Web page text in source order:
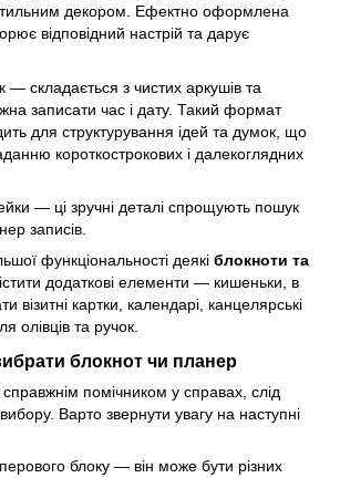
декором. Ефектно оформлена
відповідний настрій та дарує
— складається з чистих аркушів та
записати час і дату. Такий формат
для структурування ідей та думок, що
короткострокових і далекоглядних
— ці зручні деталі спрощують пошук
записів.
функціональності деякі блокноти та
додаткові елементи — кишеньки, в
візитні картки, календарі, канцелярські
олівців та ручок.
блокнот чи планер
помічником у справах, слід
Варто звернути увагу на наступні
блоку — він може бути різних